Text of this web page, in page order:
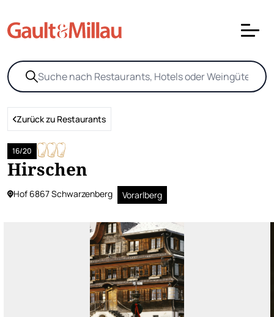
Zurück zu Restaurants
Hirschen
16/20
Hof 6867 Schwarzenberg Vorarlberg